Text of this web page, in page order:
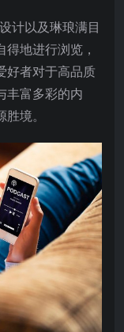
计以及琳琅满目
地进行浏览，
好者对于高品质
丰富多彩的内
境。